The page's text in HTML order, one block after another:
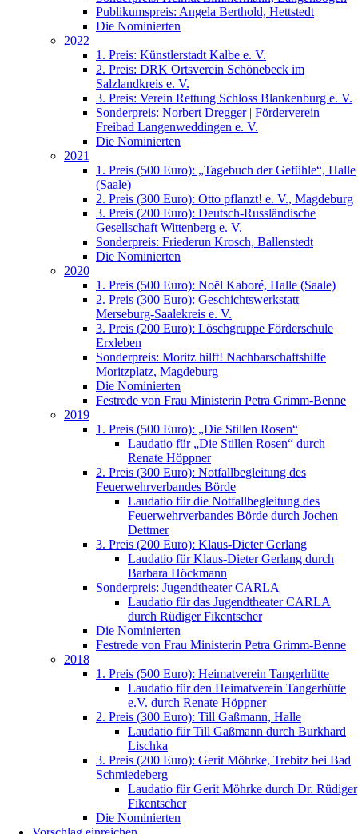
Publikumspreis: Angela Berthold, Hettstedt
Die Nominierten
2022
1. Preis: Künstlerstadt Kalbe e. V.
2. Preis: DRK Ortsverein Schönebeck im
Salzlandkreis e. V.
3. Preis: Verein Rettung Schloss Blankenburg e. V.
Sonderpreis: Norbert Dregger | Förderverein
Freibad Langenweddingen e. V.
Die Nominierten
2021
1. Preis (500 Euro): „Tagebuch der Gefühle“, Halle
(Saale)
2. Preis (300 Euro): Otto pflanzt! e. V., Magdeburg
3. Preis (200 Euro): Deutsch-Russländische
Gesellschaft Wittenberg e. V.
Sonderpreis: Friederun Krosch, Ballenstedt
Die Nominierten
2020
1. Preis (500 Euro): Noël Kaboré, Halle (Saale)
2. Preis (300 Euro): Geschichtswerkstatt
Merseburg-Saalekreis e. V.
3. Preis (200 Euro): Löschgruppe Förderschule
Erxleben
Sonderpreis: Moritz hilft! Nachbarschaftshilfe
Moritzplatz, Magdeburg
Die Nominierten
Festrede von Frau Ministerin Petra Grimm-Benne
2019
1. Preis (500 Euro): „Die Stillen Rosen“
Laudatio für „Die Stillen Rosen“ durch
Renate Höppner
2. Preis (300 Euro): Notfallbegleitung des
Feuerwehrverbandes Börde
Laudatio für die Notfallbegleitung des
Feuerwehrverbandes Börde durch Jochen
Dettmer
3. Preis (200 Euro): Klaus-Dieter Gerlang
Laudatio für Klaus-Dieter Gerlang durch
Barbara Höckmann
Sonderpreis: Jugendtheater CARLA
Laudatio für das Jugendtheater CARLA
durch Rüdiger Fikentscher
Die Nominierten
Festrede von Frau Ministerin Petra Grimm-Benne
2018
1. Preis (500 Euro): Heimatverein Tangerhütte
Laudatio für den Heimatverein Tangerhütte
e.V. durch Renate Höppner
2. Preis (300 Euro): Till Gaßmann, Halle
Laudatio für Till Gaßmann durch Burkhard
Lischka
3. Preis (200 Euro): Gerit Möhrke, Trebitz bei Bad
Schmiedeberg
Laudatio für Gerit Möhrke durch Dr. Rüdiger
Fikentscher
Die Nominierten